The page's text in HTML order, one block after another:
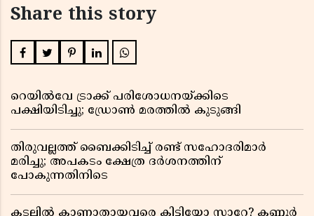
Share this story
റെയിൽവേ ട്രാക്ക് പരിശോധനയ്ക്കിടെ
പക്ഷിയിടിച്ചു; ഡ്രോൺ മരത്തിൽ കുടുങ്ങി
തിരുവല്ലത്ത് ബൈക്കിടിച്ച് രണ്ട് സഹോദരിമാർ
മരിച്ചു; അപകടം ക്ഷേത്ര ദർശനത്തിന്
പോകുന്നതിനിടെ